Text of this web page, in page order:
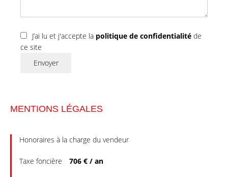
J’ai lu et j'accepte la politique de confidentialité de
ce site
Envoyer
MENTIONS LÉGALES
Honoraires à la charge du vendeur
Taxe foncière 706 € / an